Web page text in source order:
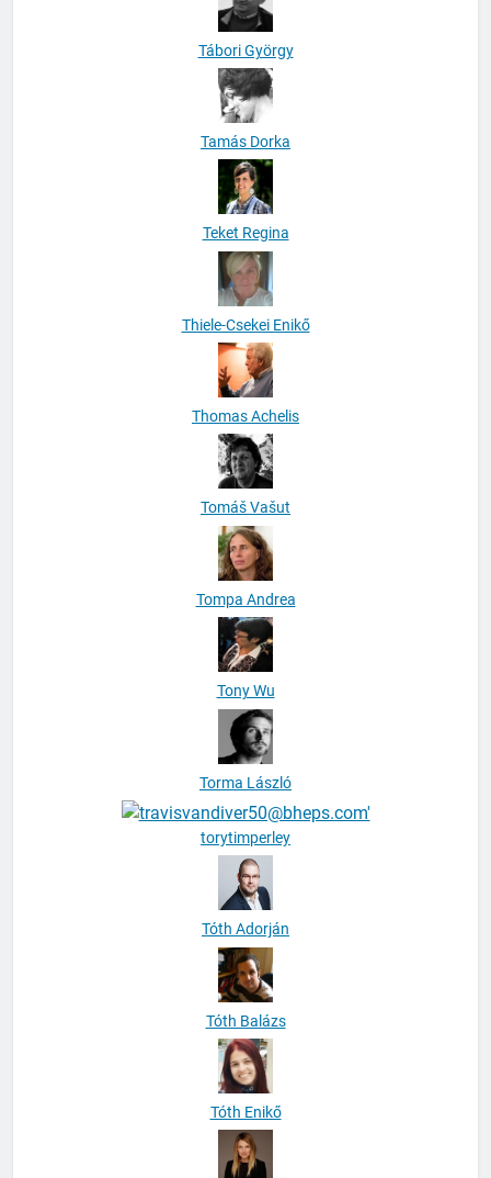
Tábori György
Tamás Dorka
Teket Regina
Thiele-Csekei Enikő
Thomas Achelis
Tomáš Vašut
Tompa Andrea
Tony Wu
Torma László
torytimperley
Tóth Adorján
Tóth Balázs
Tóth Enikő